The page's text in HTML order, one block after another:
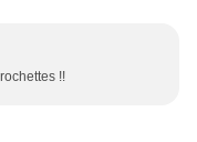
!!